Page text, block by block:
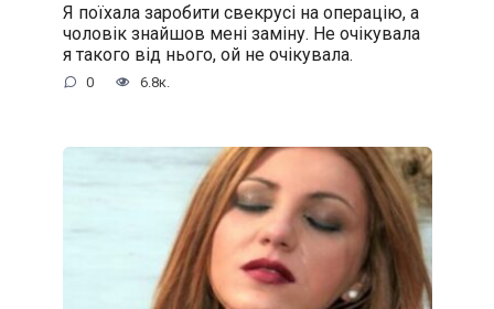
Я поїхала заробити свекрусі на операцію, а
чоловік знайшов мені заміну. Не очікувала
я такого від нього, ой не очікувала.
0 6.8к.